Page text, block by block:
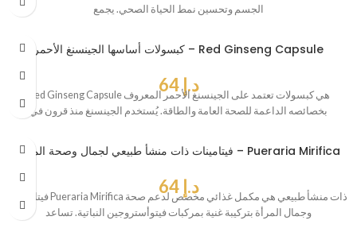
الجسم وتحسين نمط الحياة الصحي. يجمع
كبسولات أساسها الجينسنغ الأحمر – Red Ginseng Capsule
د.إ64
Red Ginseng Capsule هي كبسولات تعتمد على الجينسنغ الأحمر المعروف
بخصائصه الداعمة للصحة العامة والطاقة. يُستخدم الجينسنغ منذ قرون في
فيتامينات ذات منشأ طبيعي لجمال وصحة المرأة – Pueraria Mirifica
د.إ 64
فيتامينات Pueraria Mirifica ذات منشأ طبيعي هي مكمل غذائي مخصص لدعم صحة
وجمال المرأة بتركيبة غنية بمركبات فيتوأستروجين النباتية. تساعد